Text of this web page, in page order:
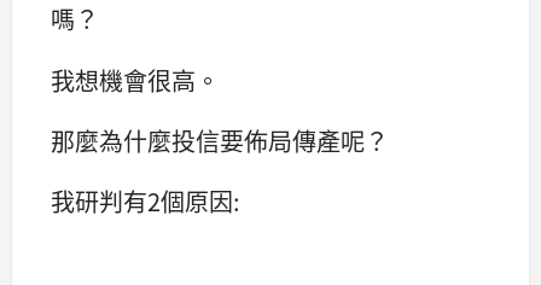
嗎？
我想機會很高。
那麼為什麼投信要佈局傳產呢？
我研判有2個原因: